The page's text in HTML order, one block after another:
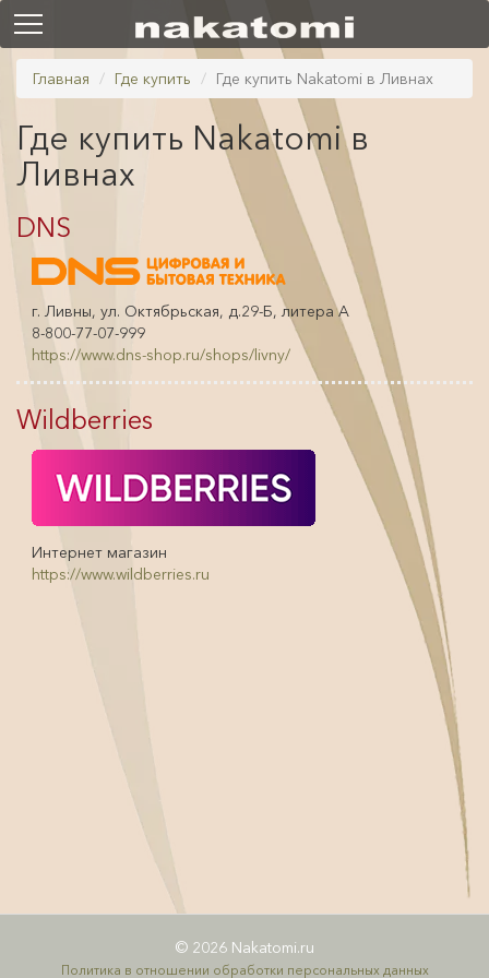
Главная Где купить Где купить Nakatomi в Ливнах
Где купить Nakatomi в
Ливнах
DNS
г. Ливны, ул. Октябрьская, д.29-Б, литера А
8-800-77-07-999
https://www.dns-shop.ru/shops/livny/
Wildberries
Интернет магазин
https://www.wildberries.ru
© 2026 Nakatomi.ru
Политика в отношении обработки персональных данных